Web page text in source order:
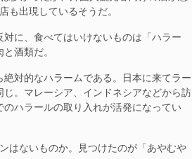
も出現しているそうだ。
に、食べてはいけないものは「ハラー
酒類だ。
対的なハラームである。日本に来てラー
。マレーシア、インドネシアなどから訪
ハラールの取り入れが活発になってい
はないものか。見つけたのが「あやむや